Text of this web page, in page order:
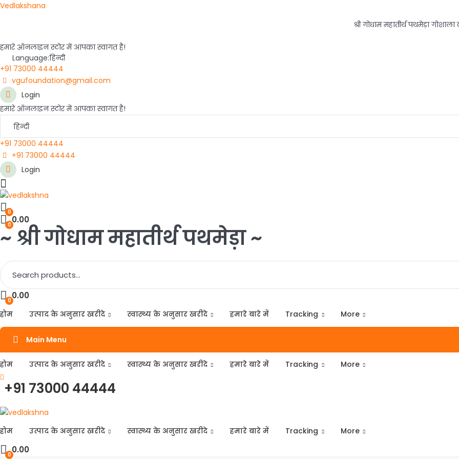
Vedlakshana
श्री गोधाम महातीर्थ पथमेड़ा
हमारे ऑनलाइन स्टोर में आपका स्वागत है!
Language:हिन्दी
+91 73000 44444
vgufoundation@gmail.com
Login
हमारे ऑनलाइन स्टोर में आपका स्वागत है!
हिन्दी
+91 73000 44444
+91 73000 44444
Login
Menu
0
00.00
~ श्री गोधाम महातीर्थ पथमेड़ा ~
Search
for:
00.00
उत्पाद के अनुसार खरीदे स्वास्थ्य के अनुसार खरीदे हमारे बारे में Tracking More
Main Menu
उत्पाद के अनुसार खरीदे स्वास्थ्य के अनुसार खरीदे हमारे बारे में Tracking More
+91 73000 44444
उत्पाद के अनुसार खरीदे स्वास्थ्य के अनुसार खरीदे हमारे बारे में Tracking More
00.00